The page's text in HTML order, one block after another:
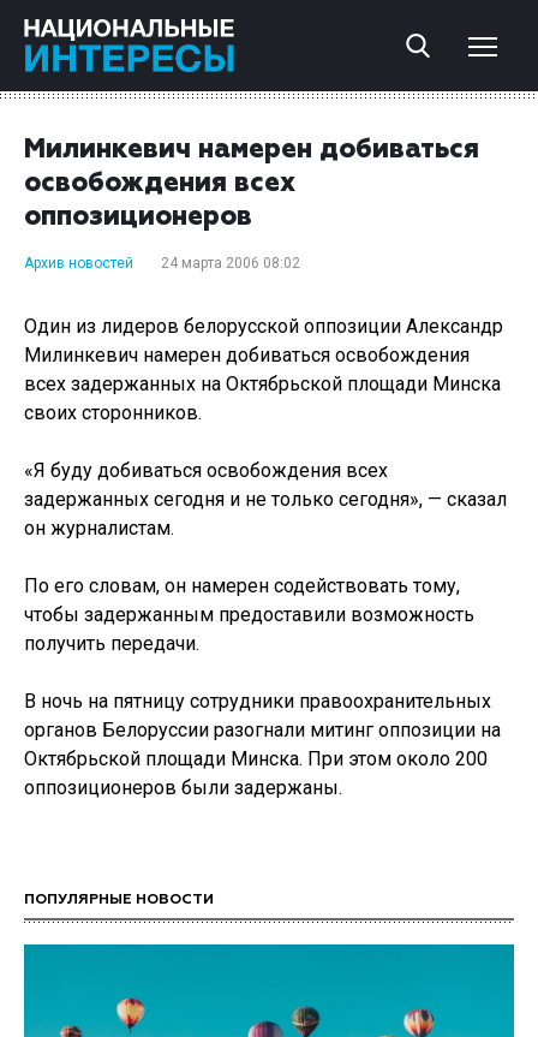
Милинкевич намерен добиваться
освобождения всех
оппозиционеров
Архив новостей 24 марта 2006 08:02
Один из лидеров белорусской оппозиции Александр
Милинкевич намерен добиваться освобождения
всех задержанных на Октябрьской площади Минска
своих сторонников.
«Я буду добиваться освобождения всех
задержанных сегодня и не только сегодня», — сказал
он журналистам.
По его словам, он намерен содействовать тому,
чтобы задержанным предоставили возможность
получить передачи.
В ночь на пятницу сотрудники правоохранительных
органов Белоруссии разогнали митинг оппозиции на
Октябрьской площади Минска. При этом около 200
оппозиционеров были задержаны.
ПОПУЛЯРНЫЕ НОВОСТИ